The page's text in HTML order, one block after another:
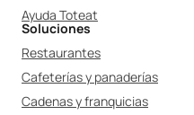
Ayuda Toteat
Soluciones
Restaurantes
Cafeterías y panaderías
Cadenas y franquicias